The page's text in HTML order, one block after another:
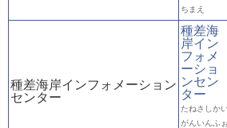
ちまえ
種差海岸インフォメーション
センター
種差海
岸イン
フォメ
ーショ
ンセン
ター
たねさしか
がんいんふぉ